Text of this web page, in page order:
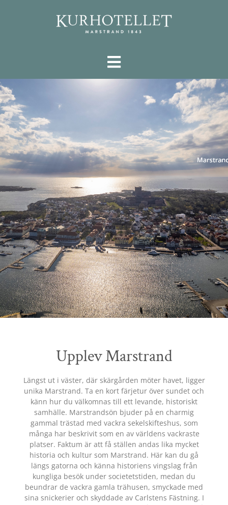
Upplev Marstrand
Längst ut i väster, där skärgården möter havet, ligger
unika Marstrand. Ta en kort färjetur över sundet och
känn hur du välkomnas till ett levande, historiskt
samhälle. Marstrandsön bjuder på en charmig
gammal trästad med vackra sekelskifteshus, som
många har beskrivit som en av världens vackraste
platser. Faktum är att få ställen andas lika mycket
historia och kultur som Marstrand. Här kan du gå
längs gatorna och känna historiens vingslag från
kungliga besök under societetstiden, medan du
beundrar de vackra gamla trähusen, smyckade med
sina snickerier och skyddade av Carlstens Fästning. I